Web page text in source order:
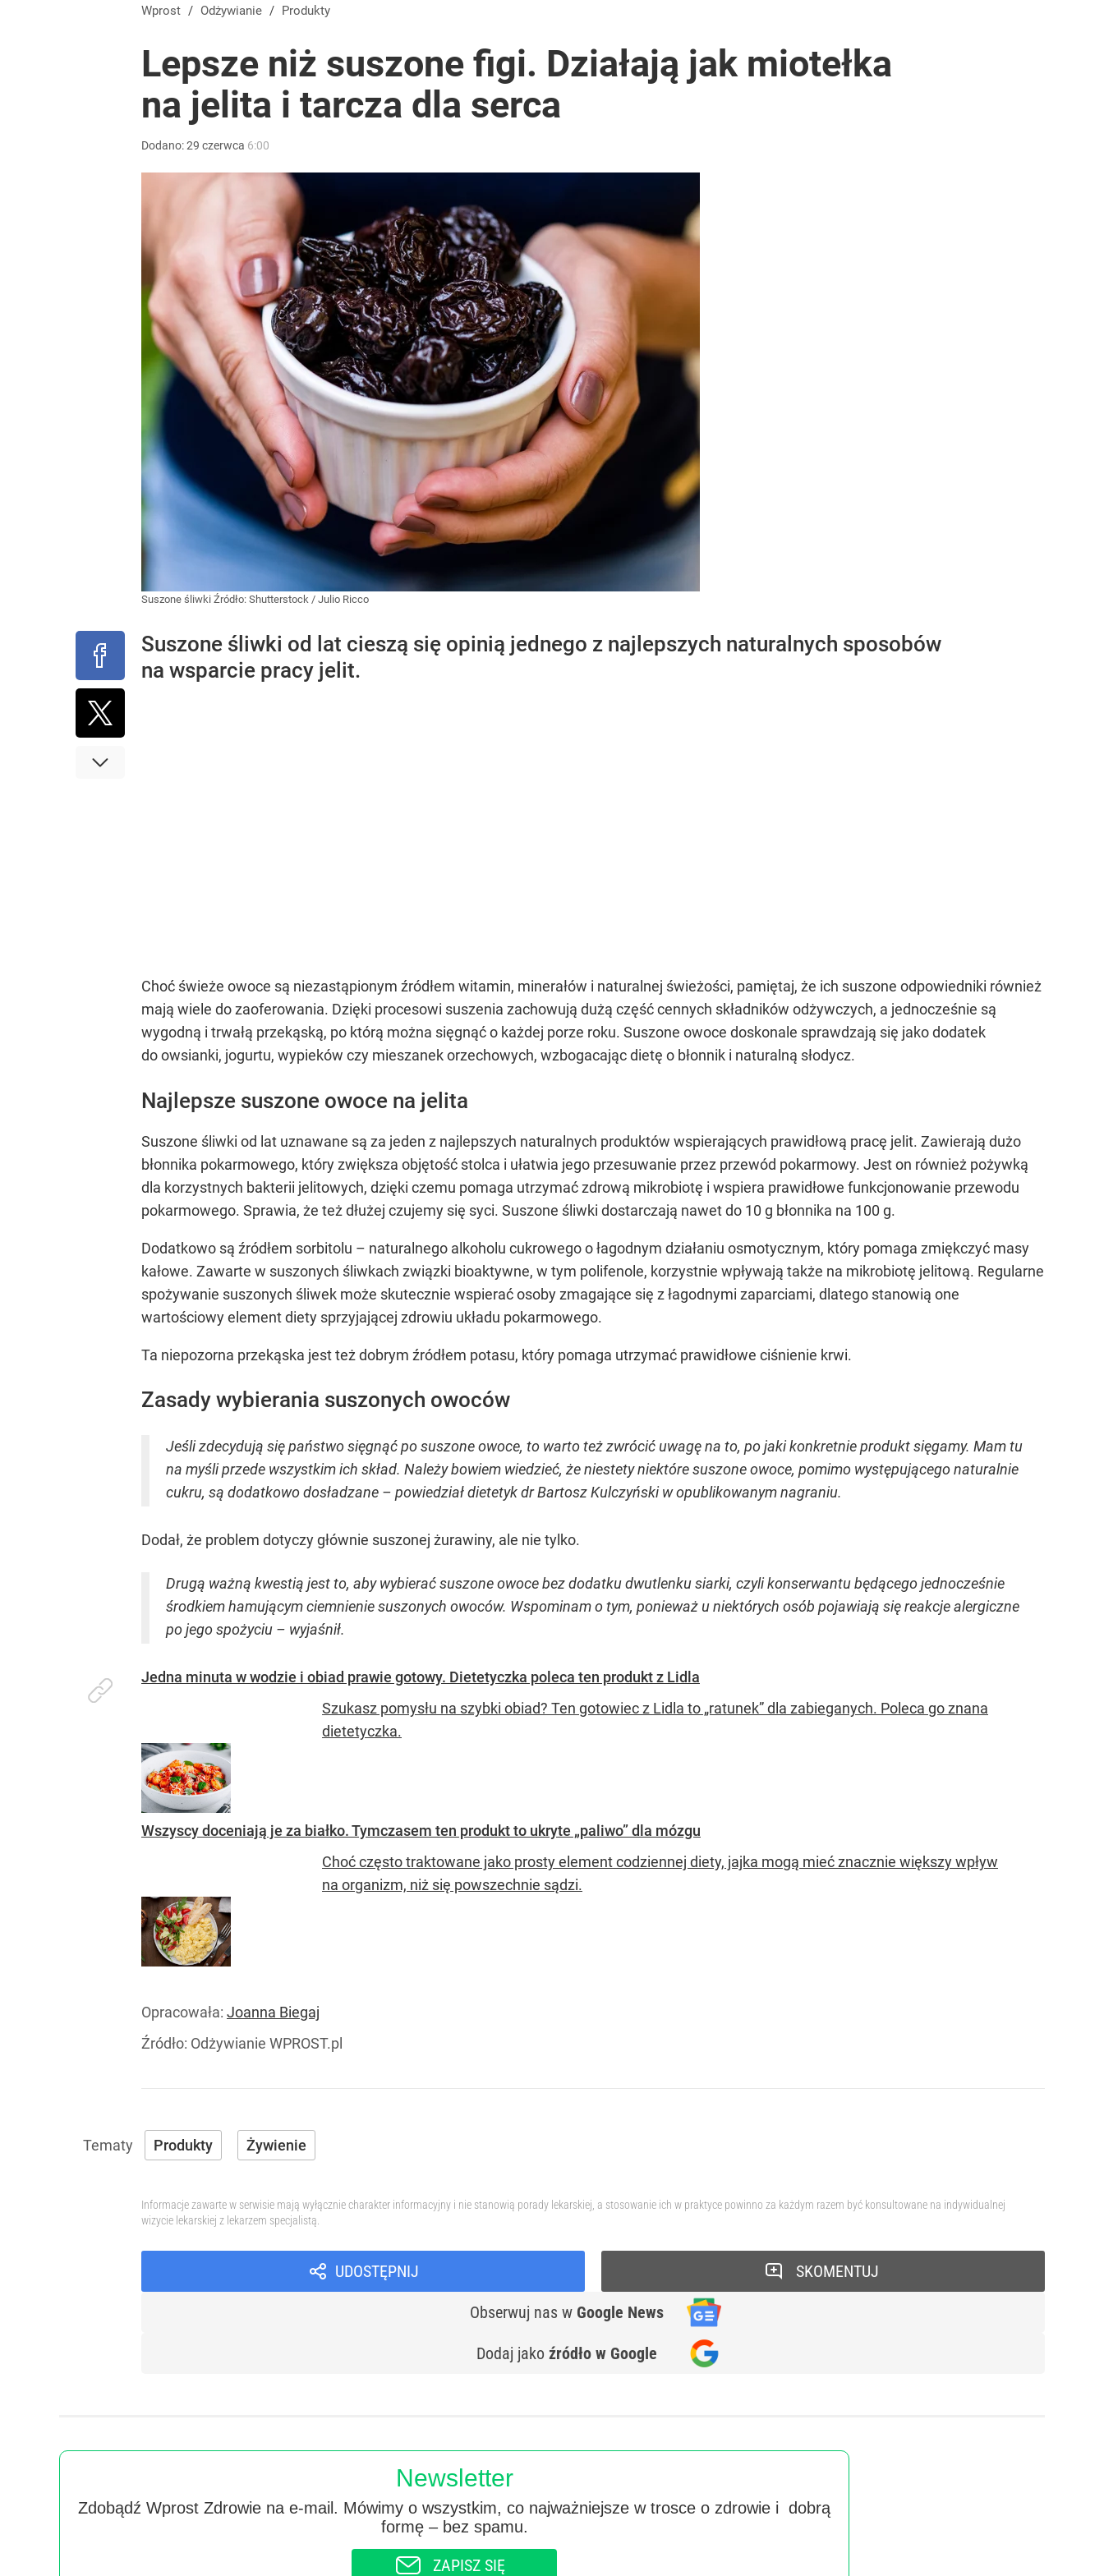
Wprost / Odżywianie / Produkty
Lepsze niż suszone figi. Działają jak miotełka
na jelita i tarcza dla serca
Dodano:29 czerwca 6:00
Suszone śliwki Źródło: Shutterstock / Julio Ricco
Suszone śliwki od lat cieszą się opinią jednego z najlepszych naturalnych sposobów
na wsparcie pracy jelit.
Choć świeże owoce są niezastąpionym źródłem witamin, minerałów i naturalnej świeżości, pamiętaj, że ich suszone odpowiedniki również
mają wiele do zaoferowania. Dzięki procesowi suszenia zachowują dużą część cennych składników odżywczych, a jednocześnie są
wygodną i trwałą przekąską, po którą można sięgnąć o każdej porze roku. Suszone owoce doskonale sprawdzają się jako dodatek
do owsianki, jogurtu, wypieków czy mieszanek orzechowych, wzbogacając dietę o błonnik i naturalną słodycz.
Najlepsze suszone owoce na jelita
Suszone śliwki od lat uznawane są za jeden z najlepszych naturalnych produktów wspierających prawidłową pracę jelit. Zawierają dużo
błonnika pokarmowego, który zwiększa objętość stolca i ułatwia jego przesuwanie przez przewód pokarmowy. Jest on również pożywką
dla korzystnych bakterii jelitowych, dzięki czemu pomaga utrzymać zdrową mikrobiotę i wspiera prawidłowe funkcjonowanie przewodu
pokarmowego. Sprawia, że też dłużej czujemy się syci. Suszone śliwki dostarczają nawet do 10 g błonnika na 100 g.
Dodatkowo są źródłem sorbitolu – naturalnego alkoholu cukrowego o łagodnym działaniu osmotycznym, który pomaga zmiękczyć masy
kałowe. Zawarte w suszonych śliwkach związki bioaktywne, w tym polifenole, korzystnie wpływają także na mikrobiotę jelitową. Regularne
spożywanie suszonych śliwek może skutecznie wspierać osoby zmagające się z łagodnymi zaparciami, dlatego stanowią one
wartościowy element diety sprzyjającej zdrowiu układu pokarmowego.
Ta niepozorna przekąska jest też dobrym źródłem potasu, który pomaga utrzymać prawidłowe ciśnienie krwi.
Zasady wybierania suszonych owoców
Jeśli zdecydują się państwo sięgnąć po suszone owoce, to warto też zwrócić uwagę na to, po jaki konkretnie produkt sięgamy. Mam tu
na myśli przede wszystkim ich skład. Należy bowiem wiedzieć, że niestety niektóre suszone owoce, pomimo występującego naturalnie
cukru, są dodatkowo dosładzane – powiedział dietetyk dr Bartosz Kulczyński w opublikowanym nagraniu.
Dodał, że problem dotyczy głównie suszonej żurawiny, ale nie tylko.
Drugą ważną kwestią jest to, aby wybierać suszone owoce bez dodatku dwutlenku siarki, czyli konserwantu będącego jednocześnie
środkiem hamującym ciemnienie suszonych owoców. Wspominam o tym, ponieważ u niektórych osób pojawiają się reakcje alergiczne
po jego spożyciu – wyjaśnił.
Jedna minuta w wodzie i obiad prawie gotowy. Dietetyczka poleca ten produkt z Lidla
Szukasz pomysłu na szybki obiad? Ten gotowiec z Lidla to „ratunek” dla zabieganych. Poleca go znana
dietetyczka.
Wszyscy doceniają je za białko. Tymczasem ten produkt to ukryte „paliwo” dla mózgu
Choć często traktowane jako prosty element codziennej diety, jajka mogą mieć znacznie większy wpływ
na organizm, niż się powszechnie sądzi.
Opracowała: Joanna Biegaj
Źródło: Odżywianie WPROST.pl
Produkty Żywienie
Informacje zawarte w serwisie mają wyłącznie charakter informacyjny i nie stanowią porady lekarskiej, a stosowanie ich w praktyce powinno za każdym razem być konsultowane na indywidualnej
wizycie lekarskiej z lekarzem specjalistą.
UDOSTĘPNIJ
Obserwuj nas w Google News
Dodaj jako źródło w Google
SKOMENTUJ
Newsletter
Zdobądź Wprost Zdrowie na e-mail. Mówimy o wszystkim, co najważniejsze w trosce o zdrowie i dobrą
formę – bez spamu.
ZAPISZ SIĘ